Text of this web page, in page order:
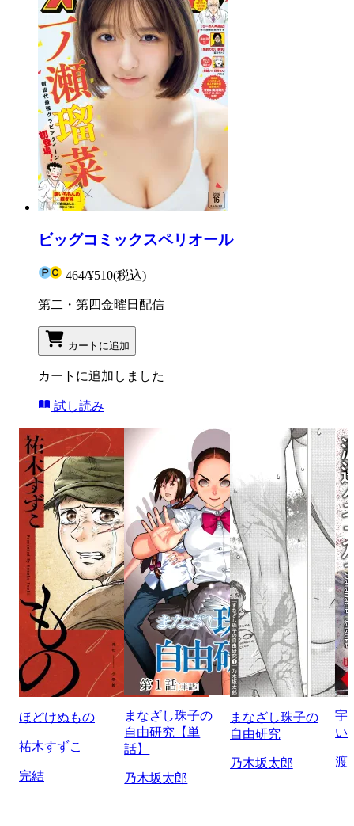
ビッグコミックスペリオール
464/¥510(税込)
第二・第四金曜日配信
カートに追加
カートに追加しました
試し読み
ほどけぬもの
祐木すずこ
完結
まなざし珠子の
自由研究【単
話】
乃木坂太郎
まなざし珠子の
自由研究
乃木坂太郎
宇
い
渡